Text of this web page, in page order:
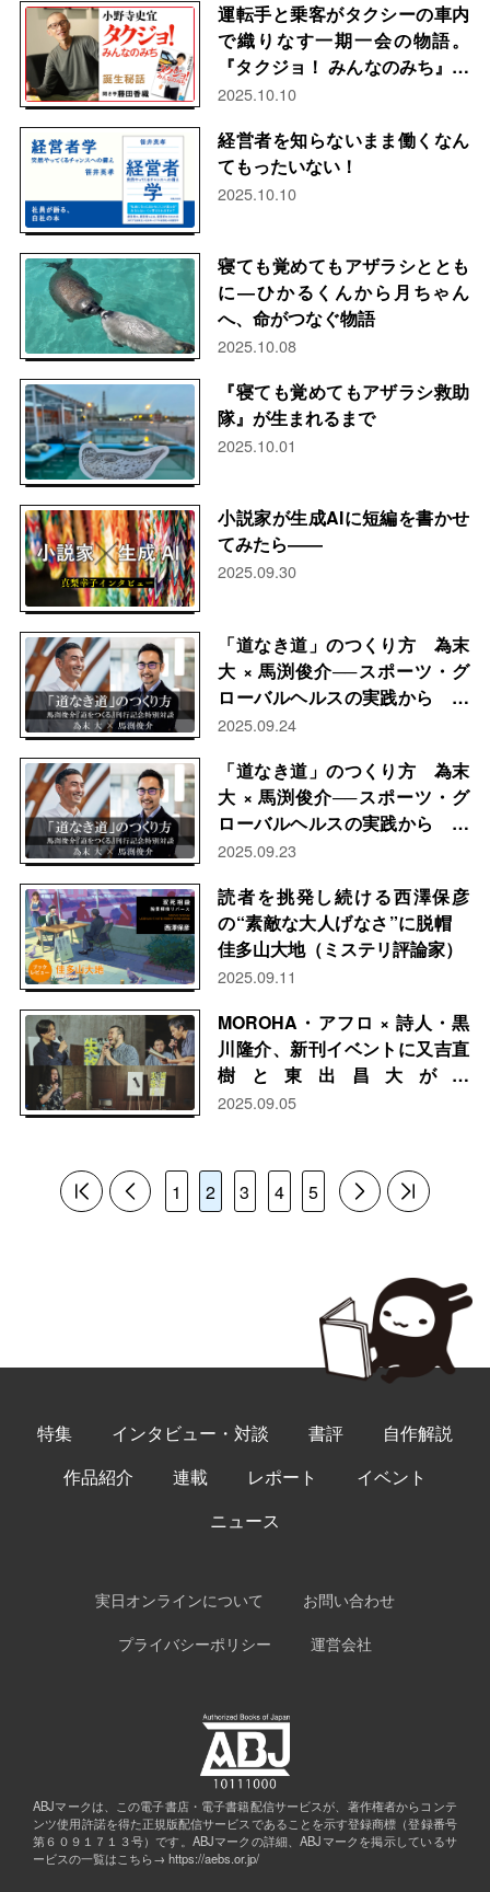
運転手と乗客がタクシーの車内
で織りなす一期一会の物語。
『タクジョ！ みんなのみち』小
野寺史宜さんに聞く。
2025.10.10
経営者を知らないまま働くなん
てもったいない！
2025.10.10
寝ても覚めてもアザラシととも
に―ひかるくんから月ちゃん
へ、命がつなぐ物語
2025.10.08
『寝ても覚めてもアザラシ救助
隊』が生まれるまで
2025.10.01
小説家が生成AIに短編を書かせ
てみたら――
2025.09.30
「道なき道」のつくり方 為末
大 × 馬渕俊介──スポーツ・グ
ローバルヘルスの実践から 後
編
2025.09.24
「道なき道」のつくり方 為末
大 × 馬渕俊介──スポーツ・グ
ローバルヘルスの実践から 前
編
2025.09.23
読者を挑発し続ける西澤保彦
の“素敵な大人げなさ”に脱帽
佳多山大地（ミステリ評論家）
2025.09.11
MOROHA・アフロ × 詩人・黒
川隆介、新刊イベントに又吉直
樹と東出昌大が登
場 “詩”と“言葉”を大いに語る
2025.09.05
1 2 3 4 5
特集 インタビュー・対談 書評
自作解説
作品紹介
連載 レポート
イベント
ニュース
実日オンラインについて
お問い合わせ
プライバシーポリシー
運営会社
ABJマークは、この電子書店・電子書籍配信サービスが、著作権者からコンテ
ンツ使用許諾を得た正規版配信サービスであることを示す登録商標（登録番号
第６０９１７１３号）です。ABJマークの詳細、ABJマークを掲示しているサ
ービスの一覧はこちら→https://aebs.or.jp/